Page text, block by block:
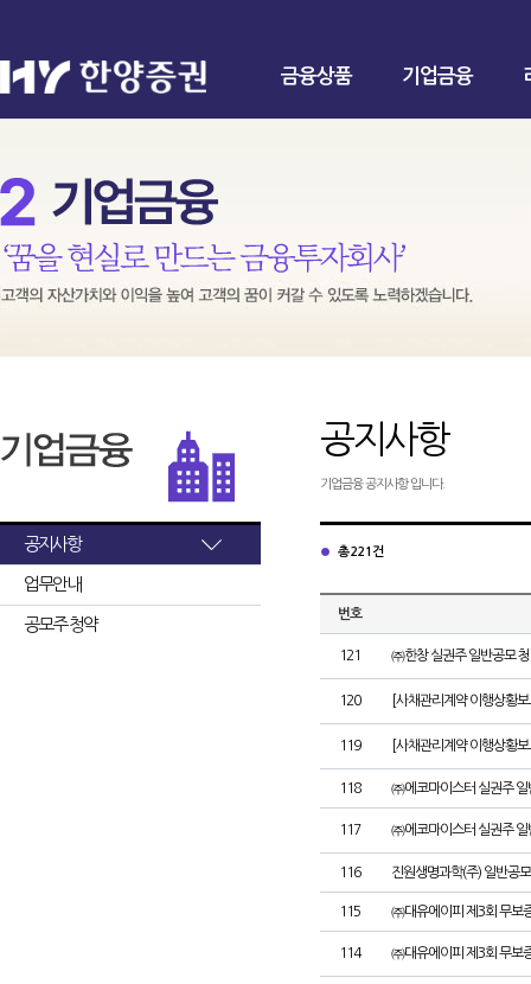
금융상품 기업금융
공지사항
업무안내
공모주 청약
공지사항
기업금융 공지사항 입니다.
총 221건
번호
121 ㈜한창 실권주 일반공모
120 [사채관리계약 이행상황
119 [사채관리계약 이행상황
118 ㈜에코마이스터 실권주 일
117 ㈜에코마이스터 실권주 일
116 진원생명과학(주) 일반공
115 ㈜대유에이피 제3회 무보
114 ㈜대유에이피 제3회 무보